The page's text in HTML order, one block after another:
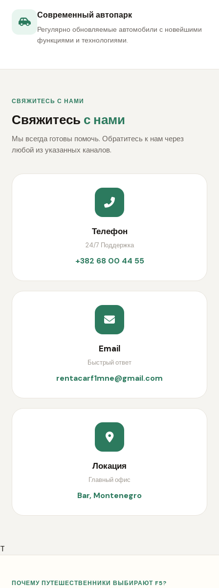
Современный автопарк
Регулярно обновляемые автомобили с новейшими
функциями и технологиями.
СВЯЖИТЕСЬ С НАМИ
Свяжитесь с нами
Мы всегда готовы помочь. Обратитесь к нам через
любой из указанных каналов.
Телефон
24/7 Поддержка
+382 68 00 44 55
Email
Быстрый ответ
rentacarf1mne@gmail.com
Локация
Главный офис
Bar, Montenegro
T
ПОЧЕМУ ПУТЕШЕСТВЕННИКИ ВЫБИРАЮТ F5?